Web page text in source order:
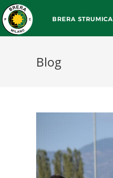
BRERA STRUMICA
Blog